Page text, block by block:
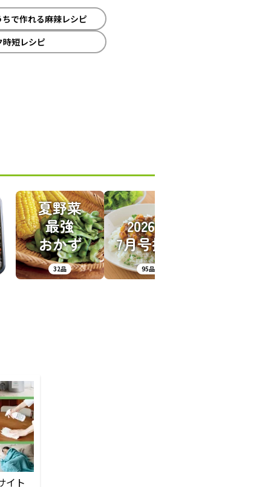
で作れる麻辣レシピ
短レシピ
夏野菜
最強
おかず
32品
2026年
7月号掲載
95品
イト